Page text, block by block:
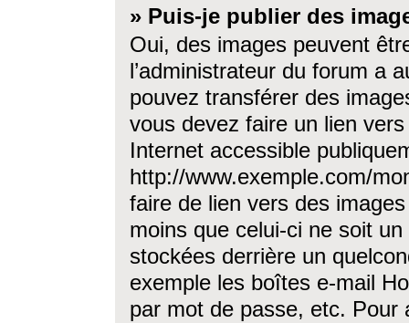
» Puis-je publier des
Oui, des images peuvent
l’administrateur du forum a
pouvez transférer des
vous devez faire un lien
Internet accessible
http://www.exemple.com/
faire de lien vers des
moins que celui-ci ne soit
stockées derrière un
exemple les boîtes e-mail
par mot de passe, etc. Pour